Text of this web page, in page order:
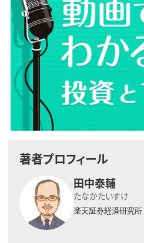
著者プロフィール
田中泰輔
たなかたいすけ
楽天証券経済研究所